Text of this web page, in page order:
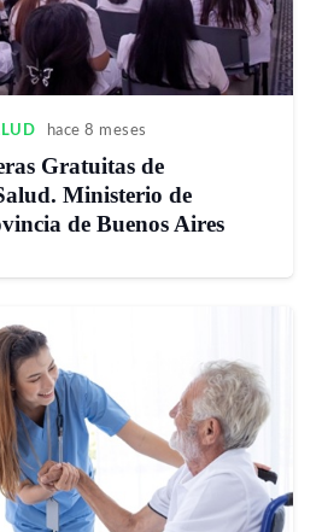
hace 8 meses
Gratuitas de
Ministerio de
de Buenos Aires